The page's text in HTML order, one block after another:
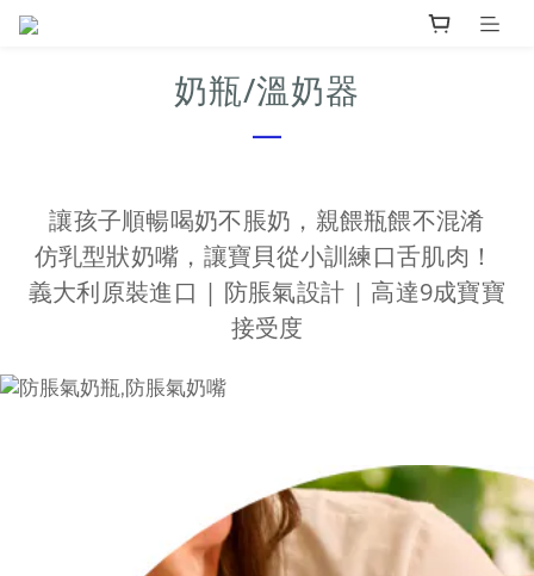
奶瓶/溫奶器
—
讓孩子順暢喝奶不脹奶，親餵瓶餵不混淆
仿乳型狀奶嘴，讓寶貝從小訓練口舌肌肉！
義大利原裝進口 | 防脹氣設計 | 高達9成寶寶
接受度